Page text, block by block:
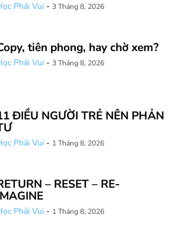
Phải Vui - 3 Tháng 8, 2026
tiên phong, hay chờ xem?
Phải Vui - 3 Tháng 8, 2026
ĐIỀU NGƯỜI TRẺ NÊN PHẢN
Phải Vui - 1 Tháng 8, 2026
– RESET – RE-
Phải Vui - 1 Tháng 8, 2026